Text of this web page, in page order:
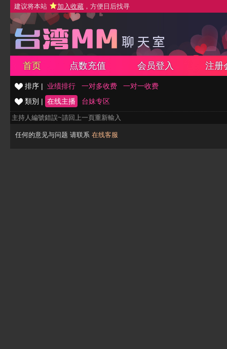
建议将本站 加入收藏 ，方便日后找寻
首页 点数充值 会员登入 注册
排序 | 业绩排行 一对多收费
一对一收费
類別 | 在线主播 台妹专区
主持人編號錯誤~請回上一頁重新輸入
任何的意见与问题 请联系 在线客服